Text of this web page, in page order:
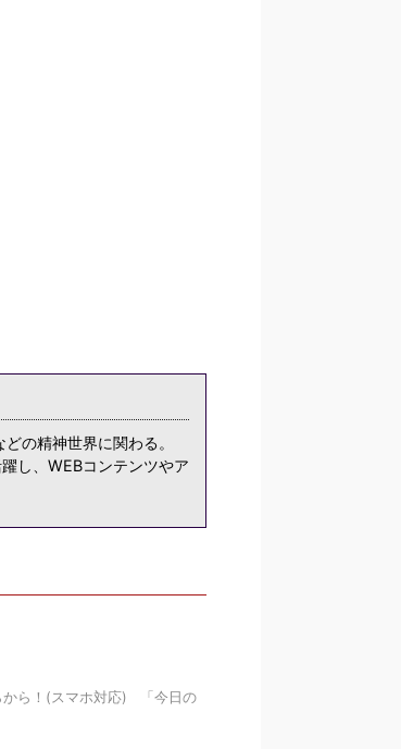
の精神世界に関わる。
し、WEBコンテンツやア
から！(スマホ対応) 「今日の